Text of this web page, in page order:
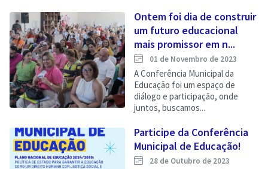
Ontem foi dia de construir
um futuro educacional
mais promissor em n...
01 de Novembro de 2023
A Conferência Municipal da
Educação foi um espaço de
diálogo e participação, onde
juntos, buscamos...
Participe da Conferência
Municipal de Educação!
28 de Outubro de 2023